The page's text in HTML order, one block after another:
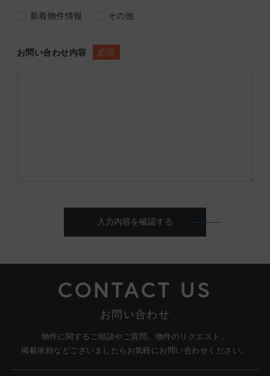
新着物件情報 その他
お問い合わせ内容 必須
入力内容を確認する
CONTACT US
お問い合わせ
物件に関するご相談やご質問、物件のリクエスト、
掲載依頼などございましたらお気軽にお問い合わせください。